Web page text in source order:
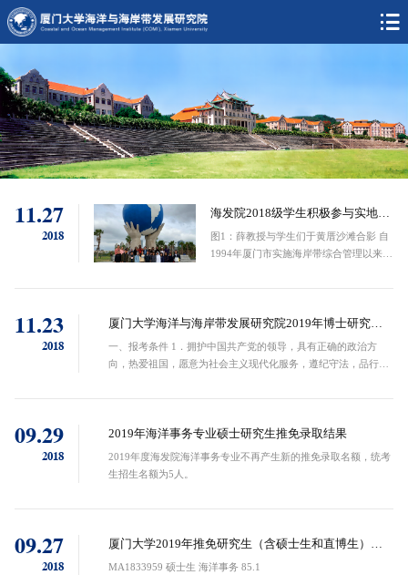
11.27
2018
海发院2018级学生积极参与实地考
察活动
图1：薛教授与学生们于黄厝沙滩合影 自
1994年厦门市实施海岸带综合管理以来，
显改善，进而推动了环境、社会和经济的
“厦门经验”。为全面地...
11.23
2018
厦门大学海洋与海岸带发展研究院2019年博士研究生
申请考核选拔办法
一、报考条件 1．拥护中国共产党的领导，具有正确的政治方
向，热爱祖国，愿意为社会主义现代化服务，遵纪守法，品行端
及以上职称（或相当专业技术职称）的...
09.29
2018
2019年海洋事务专业硕士研究生推免录取结果
2019年度海发院海洋事务专业不再产生新的推免录取名额，统考
生招生名额为5人。
09.27
2018
厦门大学2019年推免研究生（含硕士生和直博生）拟
录取名单汇总表
MA1833959 硕士生 海洋事务 85.1